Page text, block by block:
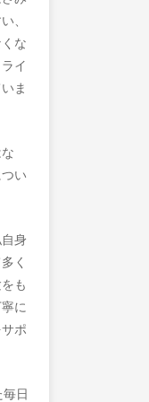
、
な
イ
ま
い
身
く
も
に
ポ
毎日